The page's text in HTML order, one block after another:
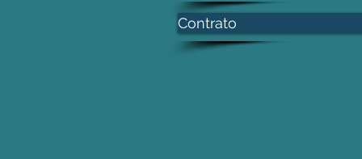
Contrato